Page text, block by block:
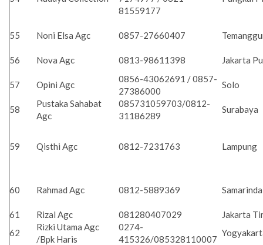
81559177
55 Noni Elsa Agc 0857-27660407
56 Nova Agc 0813-98611398 Jakarta
57 Opini Agc
0856-43062691 / 0857-
27386000
Solo
58
Pustaka Sahabat
Agc
085731059703/0812-
31186289
Surabaya
59 Qisthi Agc 0812-7231763 Lampung
60 Rahmad Agc 0812-5889369
61 Rizal Agc 081280407029
Jakarta
62
Rizki Utama Agc
/Bpk Haris
0274-
415326/085328110007